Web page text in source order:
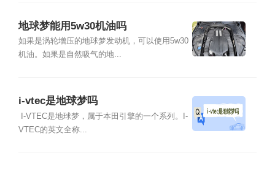
地球梦能用5w30机油吗
如果是涡轮增压的地球梦发动机，可以使用5w30
机油。如果是自然吸气的地...
i-vtec是地球梦吗
I-VTEC是地球梦，属于本田引擎的一个系列。I-
VTEC的英文全称...